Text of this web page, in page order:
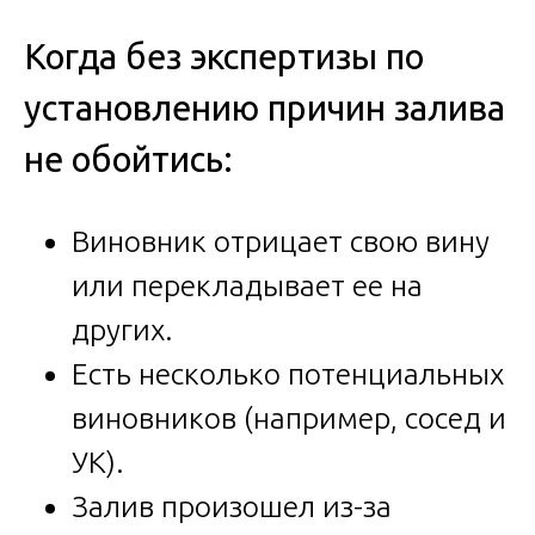
Когда без экспертизы по
установлению причин залива
не обойтись:
Виновник отрицает свою вину
или перекладывает ее на
других.
Есть несколько потенциальных
виновников (например, сосед и
УК).
Залив произошел из-за